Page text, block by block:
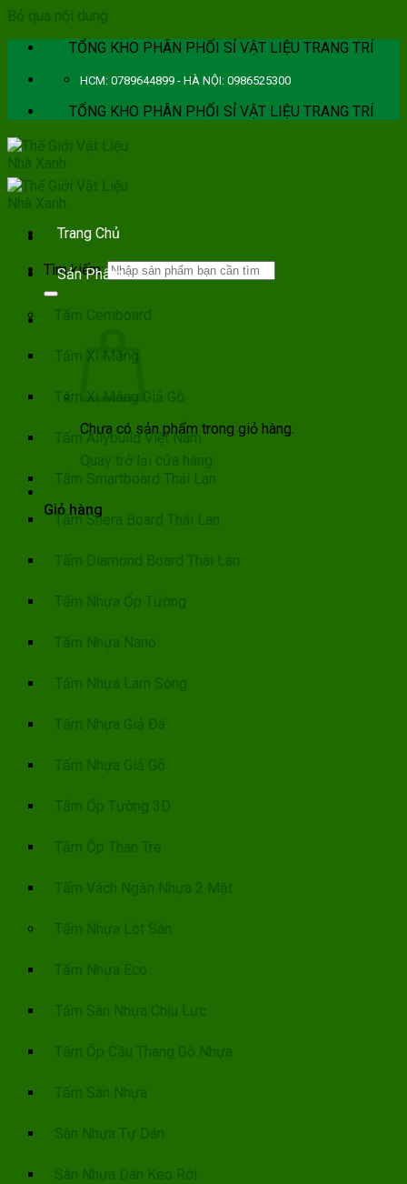
Bỏ qua nội dung
TỔNG KHO PHÂN PHỐI SỈ VẬT LIỆU TRANG TRÍ
HCM: 0789644899 - HÀ NỘI: 0986525300
TỔNG KHO PHÂN PHỐI SỈ VẬT LIỆU TRANG TRÍ
Tìm kiếm:
Chưa có sản phẩm trong giỏ hàng.
Quay trở lại cửa hàng
Giỏ hàng
Trang Chủ
Sản Phẩm
Tấm Cemboard
Tấm Xi Măng
Tấm Xi Măng Giả Gỗ
Tấm Allybuild Việt Nam
Tấm Smartboard Thái Lan
Tấm Shera Board Thái Lan
Tấm Diamond Board Thái Lan
Tấm Nhựa Ốp Tường
Tấm Nhựa Nano
Tấm Nhựa Lam Sóng
Tấm Nhựa Giả Đá
Tấm Nhựa Giả Gỗ
Tấm Ốp Tường 3D
Tấm Ốp Than Tre
Tấm Vách Ngăn Nhựa 2 Mặt
Tấm Nhựa Lót Sàn
Tấm Nhựa Eco
Tấm Sàn Nhựa Chịu Lực
Tấm Ốp Cầu Thang Gỗ Nhựa
Tấm Sàn Nhựa
Sàn Nhựa Tự Dán
Sàn Nhựa Dán Keo Rời